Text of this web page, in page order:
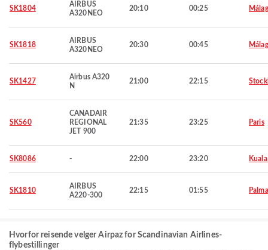
SK1804
AIRBUS
A320NEO
20:10 00:25
SK1818
AIRBUS
A320NEO
20:30 00:45
SK1427
Airbus A320
N
21:00 22:15
SK560
CANADAIR
REGIONAL
JET 900
21:35 23:25 Paris
SK8086 - 22:00 23:20
SK1810
AIRBUS
A220-300
22:15 01:55
Hvorfor reisende velger Airpaz for Scandinavian Airlines-
flybestillinger